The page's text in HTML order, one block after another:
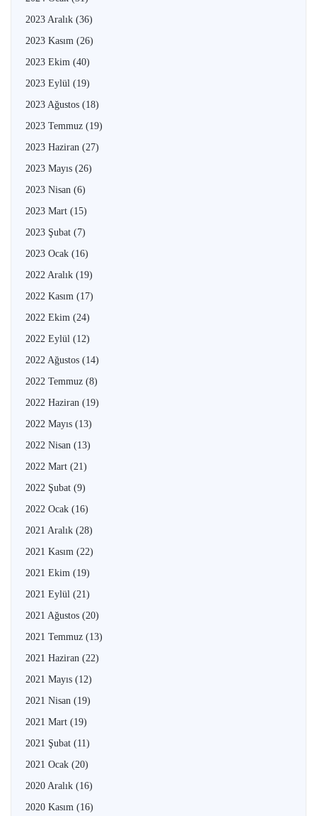
2023 Aralık (36)
2023 Kasım (26)
2023 Ekim (40)
2023 Eylül (19)
2023 Ağustos (18)
2023 Temmuz (19)
2023 Haziran (27)
2023 Mayıs (26)
2023 Nisan (6)
2023 Mart (15)
2023 Şubat (7)
2023 Ocak (16)
2022 Aralık (19)
2022 Kasım (17)
2022 Ekim (24)
2022 Eylül (12)
2022 Ağustos (14)
2022 Temmuz (8)
2022 Haziran (19)
2022 Mayıs (13)
2022 Nisan (13)
2022 Mart (21)
2022 Şubat (9)
2022 Ocak (16)
2021 Aralık (28)
2021 Kasım (22)
2021 Ekim (19)
2021 Eylül (21)
2021 Ağustos (20)
2021 Temmuz (13)
2021 Haziran (22)
2021 Mayıs (12)
2021 Nisan (19)
2021 Mart (19)
2021 Şubat (11)
2021 Ocak (20)
2020 Aralık (16)
2020 Kasım (16)